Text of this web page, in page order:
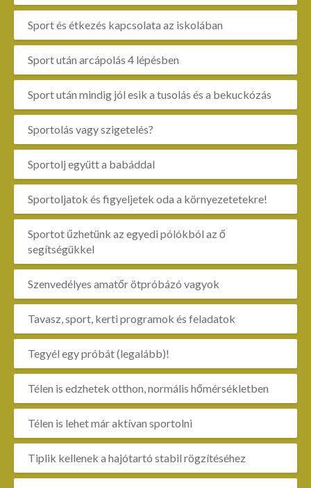
Sport és étkezés kapcsolata az iskolában
Sport után arcápolás 4 lépésben
Sport után mindig jól esik a tusolás és a bekuckózás
Sportolás vagy szigetelés?
Sportolj együtt a babáddal
Sportoljatok és figyeljetek oda a környezetetekre!
Sportot űzhetünk az egyedi pólókból az ő
segítségükkel
Szenvedélyes amatőr ötpróbázó vagyok
Tavasz, sport, kerti programok és feladatok
Tegyél egy próbát (legalább)!
Télen is edzhetek otthon, normális hőmérsékletben
Télen is lehet már aktívan sportolni
Tiplik kellenek a hajótartó stabil rögzítéséhez